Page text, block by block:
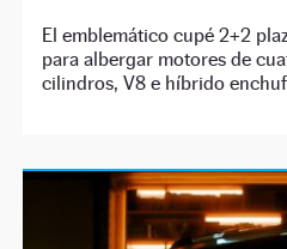
El emblemático cupé 2+2
para albergar motores de
cilindros, V8 e híbrido